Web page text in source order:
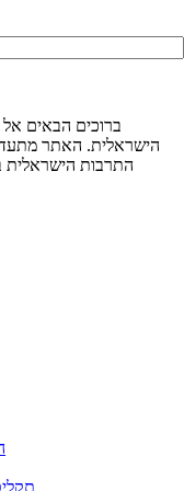
ברוכים הבאים אל
הישראלית. האתר
התרבות הישראלית